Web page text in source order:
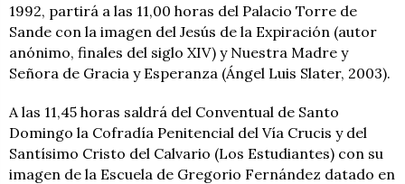
1992, partirá a las 11,00 horas del Palacio Torre de
Sande con la imagen del Jesús de la Expiración (autor
anónimo, finales del siglo XIV) y Nuestra Madre y
Señora de Gracia y Esperanza (Ángel Luis Slater, 2003).
A las 11,45 horas saldrá del Conventual de Santo
Domingo la Cofradía Penitencial del Vía Crucis y del
Santísimo Cristo del Calvario (Los Estudiantes) con su
imagen de la Escuela de Gregorio Fernández datado en